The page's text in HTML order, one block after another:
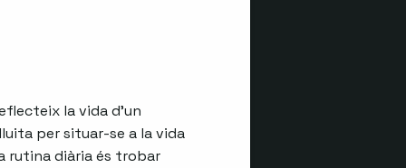
la vida d’un
per situar-se a la vida
rutina diària és trobar